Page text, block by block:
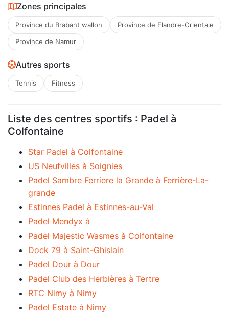
Zones principales
Province du Brabant wallon Province de Flandre-Orientale
Province de Namur
Autres sports
Tennis Fitness
Liste des centres sportifs : Padel à
Colfontaine
Star Padel à Colfontaine
US Neufvilles à Soignies
Padel Sambre Ferriere la Grande à Ferrière-La-
grande
Estinnes Padel à Estinnes-au-Val
Padel Mendyx à
Padel Majestic Wasmes à Colfontaine
Dock 79 à Saint-Ghislain
Padel Dour à Dour
Padel Club des Herbières à Tertre
RTC Nimy à Nimy
Padel Estate à Nimy